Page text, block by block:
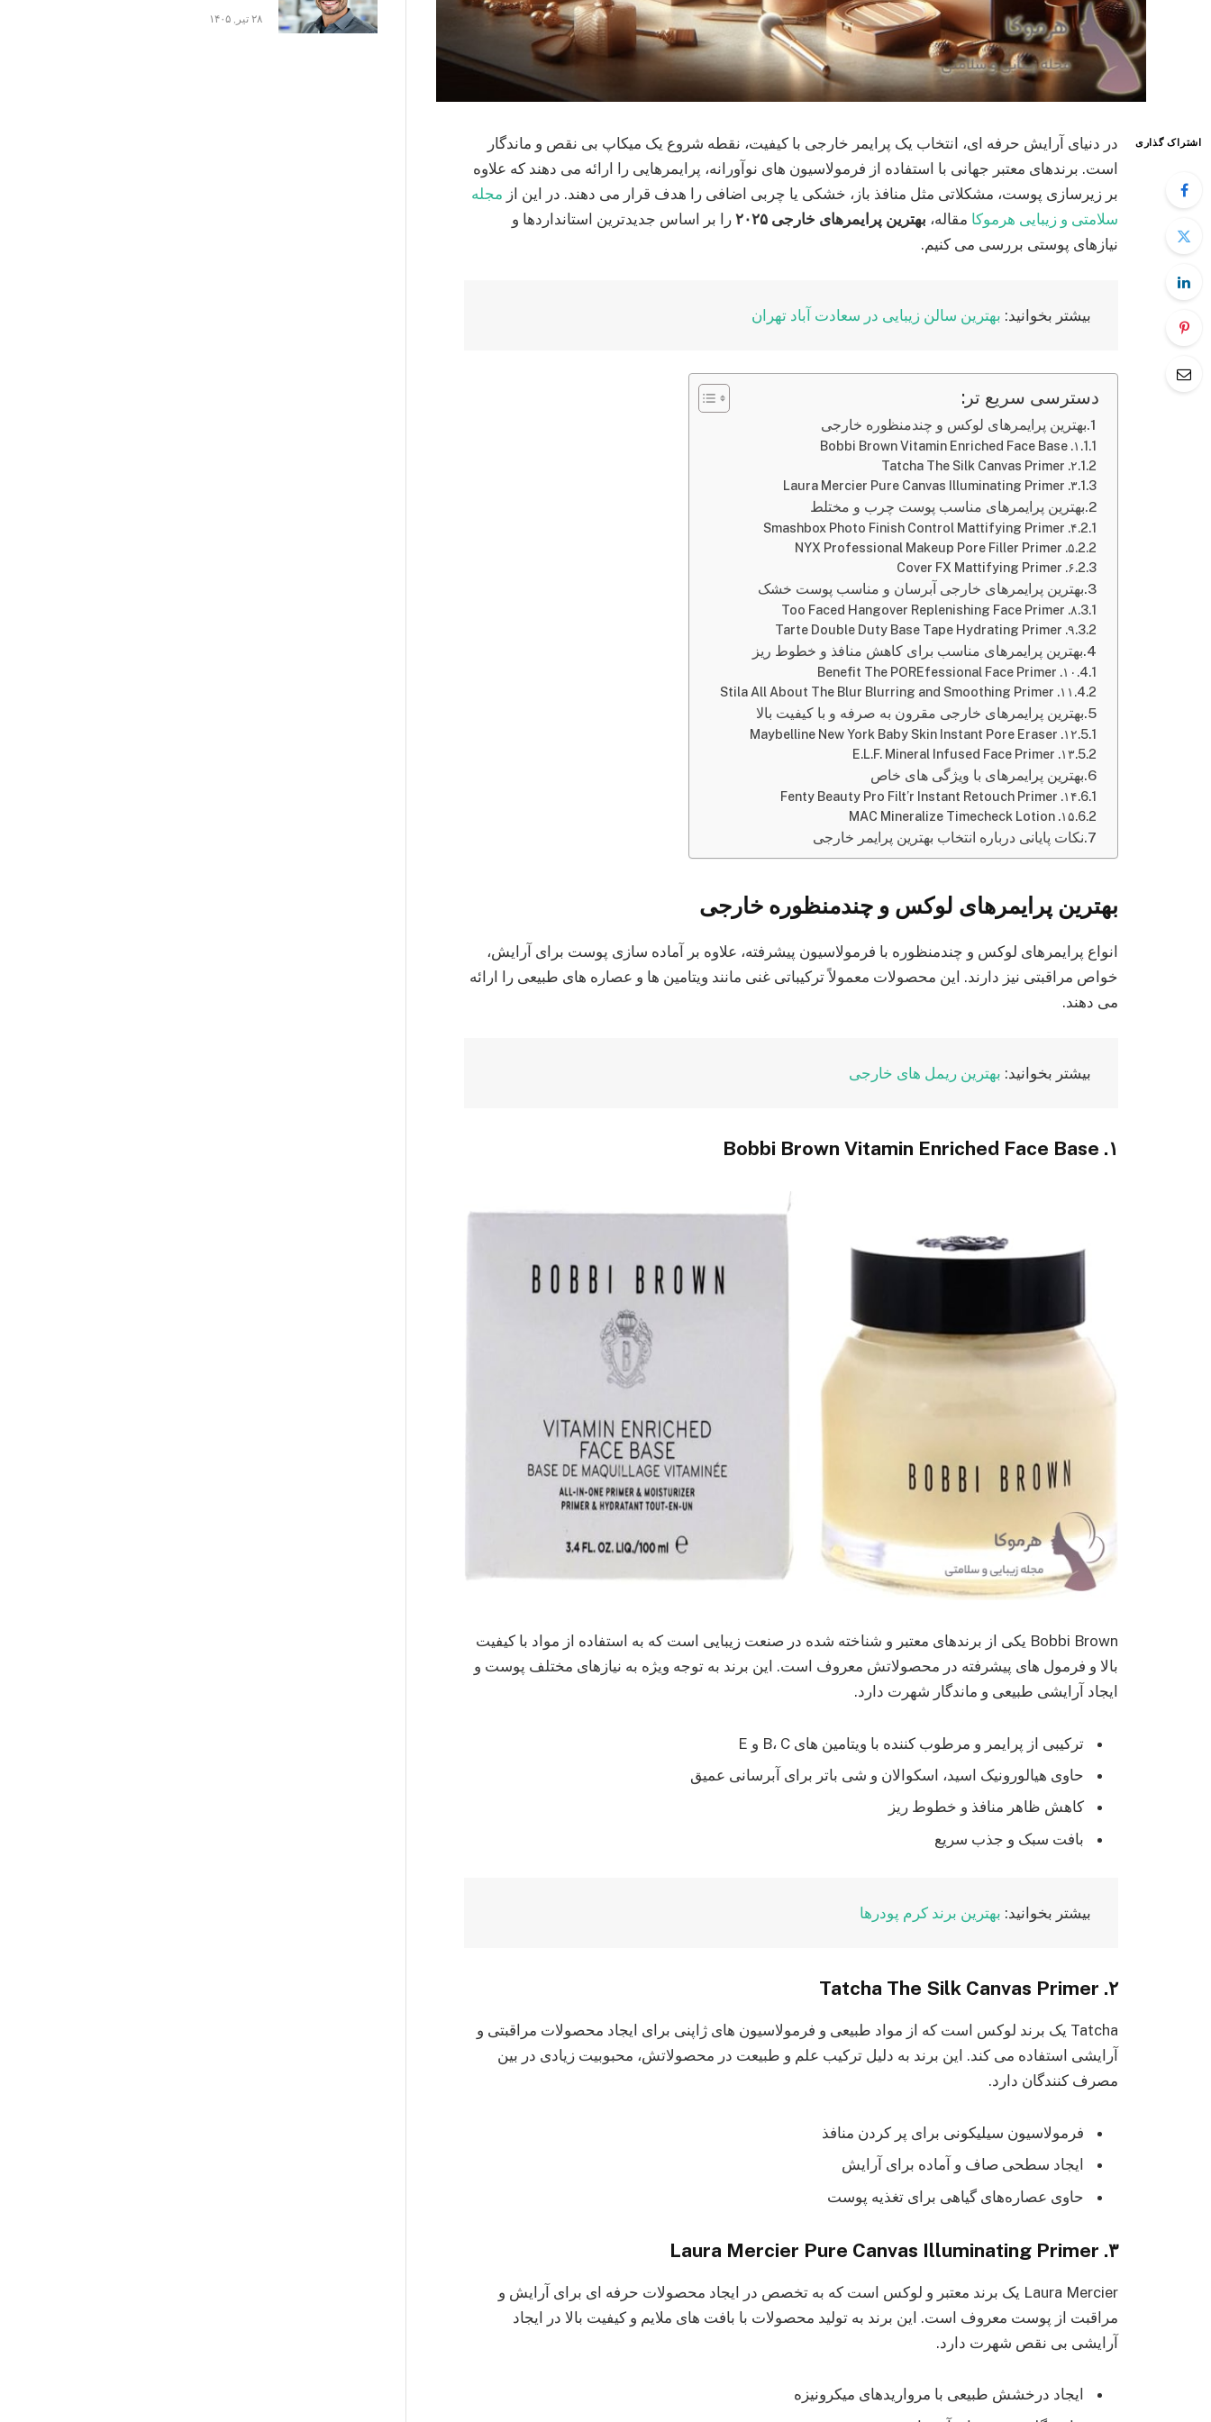
اشتراک گذاری
در دنیای آرایش حرفه‌ ای، انتخاب یک پرایمر خارجی با کیفیت، نقطه شروع یک میکاپ بی‌ نقص و ماندگار
است. برندهای معتبر جهانی با استفاده از فرمولاسیون‌ های نوآورانه، پرایمرهایی را ارائه می‌ دهند که علاوه
بر زیرسازی پوست، مشکلاتی مثل منافذ باز، خشکی یا چربی اضافی را هدف قرار می‌ دهند. در این از مجله
سلامتی و زیبایی هرموکا مقاله، بهترین پرایمرهای خارجی ۲۰۲۵
را بر اساس جدیدترین استانداردها و
نیازهای پوستی بررسی می‌ کنیم.
بیشتر بخوانید: بهترین سالن زیبایی در سعادت آباد تهران
دسترسی سریع تر:
بهترین پرایمرهای لوکس و چندمنظوره خارجی
۱. Bobbi Brown Vitamin Enriched Face Base
۲. Tatcha The Silk Canvas Primer
۳. Laura Mercier Pure Canvas Illuminating Primer
بهترین پرایمرهای مناسب پوست چرب و مختلط
۴. Smashbox Photo Finish Control Mattifying Primer
۵. NYX Professional Makeup Pore Filler Primer
۶. Cover FX Mattifying Primer
بهترین پرایمرهای خارجی آبرسان و مناسب پوست خشک
۸. Too Faced Hangover Replenishing Face Primer
۹. Tarte Double Duty Base Tape Hydrating Primer
بهترین پرایمرهای مناسب برای کاهش منافذ و خطوط ریز
۱۰. Benefit The POREfessional Face Primer
۱۱. Stila All About The Blur Blurring and Smoothing Primer
بهترین پرایمرهای خارجی مقرون‌ به‌ صرفه و با کیفیت بالا
۱۲. Maybelline New York Baby Skin Instant Pore Eraser
۱۳. E.L.F. Mineral Infused Face Primer
بهترین پرایمرهای با ویژگی‌ های خاص
۱۴. Fenty Beauty Pro Filt’r Instant Retouch Primer
۱۵. MAC Mineralize Timecheck Lotion
نکات پایانی درباره انتخاب بهترین پرایمر خارجی
بهترین پرایمرهای لوکس و چندمنظوره خارجی
انواع پرایمرهای لوکس و چندمنظوره با فرمولاسیون پیشرفته، علاوه بر آماده‌ سازی پوست برای آرایش،
خواص مراقبتی نیز دارند. این محصولات معمولاً ترکیباتی غنی مانند ویتامین‌ ها و عصاره‌ های طبیعی را ارائه
می‌ دهند.
بیشتر بخوانید: بهترین ریمل های خارجی
۱. Bobbi Brown Vitamin Enriched Face Base
Bobbi Brown یکی از برندهای معتبر و شناخته شده در صنعت زیبایی است که به استفاده از مواد با کیفیت
بالا و فرمول‌ های پیشرفته در محصولاتش معروف است. این برند به توجه ویژه به نیازهای مختلف پوست و
ایجاد آرایشی طبیعی و ماندگار شهرت دارد.
ترکیبی از پرایمر و مرطوب‌ کننده با ویتامین‌ های B، C و E
حاوی هیالورونیک اسید، اسکوالان و شی باتر برای آبرسانی عمیق
کاهش ظاهر منافذ و خطوط ریز
بافت سبک و جذب سریع​
بیشتر بخوانید: بهترین برند کرم پودرها
۲. Tatcha The Silk Canvas Primer
Tatcha یک برند لوکس است که از مواد طبیعی و فرمولاسیون‌ های ژاپنی برای ایجاد محصولات مراقبتی و
آرایشی استفاده می‌ کند. این برند به دلیل ترکیب علم و طبیعت در محصولاتش، محبوبیت زیادی در بین
مصرف‌ کنندگان دارد.
فرمولاسیون سیلیکونی برای پر کردن منافذ
ایجاد سطحی صاف و آماده برای آرایش
حاوی عصاره‌های گیاهی برای تغذیه پوست​
۳. Laura Mercier Pure Canvas Illuminating Primer
Laura Mercier یک برند معتبر و لوکس است که به تخصص در ایجاد محصولات حرفه‌ ای برای آرایش و
مراقبت از پوست معروف است. این برند به تولید محصولات با بافت‌ های ملایم و کیفیت بالا در ایجاد
آرایشی بی‌ نقص شهرت دارد.
ایجاد درخشش طبیعی با مرواریدهای میکرونیزه
۲۸ تیر, ۱۴۰۵